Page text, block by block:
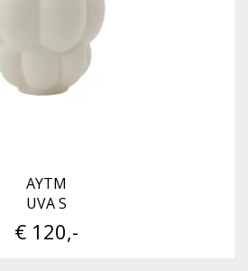
AYTM
UVA S
€ 120,-